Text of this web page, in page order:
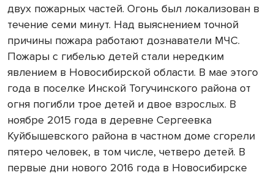
двух пожарных частей. Огонь был локализован в
течение семи минут. Над выяснением точной
причины пожара работают дознаватели МЧС.
Пожары с гибелью детей стали нередким
явлением в Новосибирской области. В мае этого
года в поселке Инской Тогучинского района от
огня погибли трое детей и двое взрослых. В
ноябре 2015 года в деревне Сергеевка
Куйбышевского района в частном доме сгорели
пятеро человек, в том числе, четверо детей. В
первые дни нового 2016 года в Новосибирске